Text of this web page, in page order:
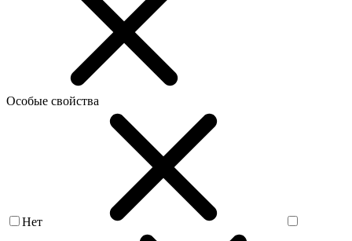
Особые свойства
Нет